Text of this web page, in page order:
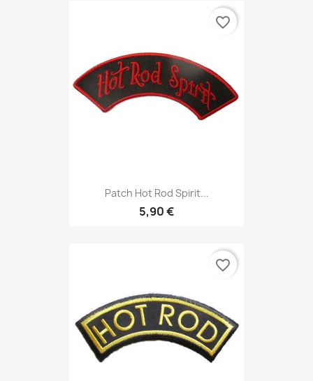
Patch Hot Rod Spirit...
5,90 €
favorite_border
favorite_border